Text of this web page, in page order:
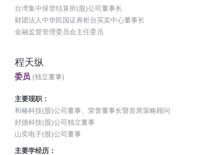
台湾集中保管结算所(股)公司董事长
财团法人中华民国证券柜台买卖中心董事长
金融监督管理委员会主任委员
程天纵
委员 (独立董事)
主要现职：
和椿科技(股)公司董事、荣誉董事长暨首席策略顾问
好德科技(股)公司独立董事
山奕电子(股)公司董事
主要学经历：